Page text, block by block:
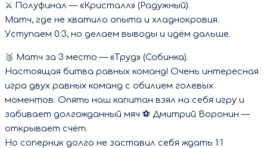
⚔ Полуфинал — «Кристалл» (Радужный).
Матч, где не хватило опыта и хладнокровия.
Уступаем 0:3, но делаем выводы и идём дальше.
🥉 Матч за 3 место — «Труд» (Собинка).
Настоящая битва равных команд! Очень интересная
игра двух равных команд с обилием голевых
моментов. Опять наш капитан взял на себя игру и
забивает долгожданный мяч ⚽ Дмитрий Воронин —
открывает счёт.
Но соперник долго не заставил себя ждать 1:1